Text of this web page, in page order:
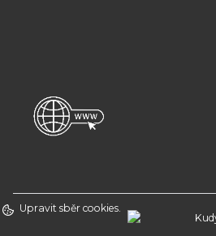
Upravit sběr cookies.